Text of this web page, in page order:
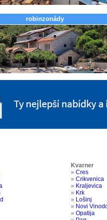
robinzonády
Kvarner
» Cres
» Crikvenica
» Kraljevica
» Krk
» Lošinj
» Novi
» Opatija